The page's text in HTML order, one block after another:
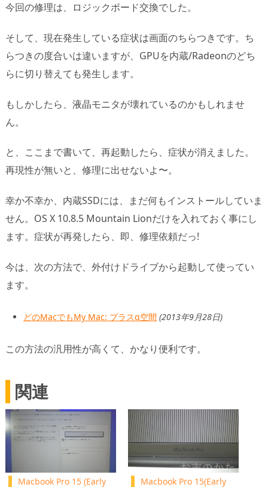
今回の修理は、ロジックボード交換でした。
そして、現在発生している症状は画面のちらつきです。ち
らつきの度合いは違いますが、GPUを内蔵/Radeonのどち
らに切り替えても発生します。
もしかしたら、液晶モニタが壊れているのかもしれませ
ん。
と、ここまで書いて、再起動したら、症状が消えました。
再現性が無いと、修理に出せないよ〜。
幸か不幸か、内蔵SSDには、まだ何もインストールしていま
せん。OS X 10.8.5 Mountain Lionだけを入れておく事にし
ます。症状が再発したら、即、修理依頼だっ!
今は、次の方法で、外付けドライブから起動して使ってい
ます。
どのMacでもMy Mac: プラスα空間 (2013年9月28日)
この方法の汎用性が高くて、かなり便利です。
関連
Macbook Pro 15 (Early Macbook Pro 15(Early